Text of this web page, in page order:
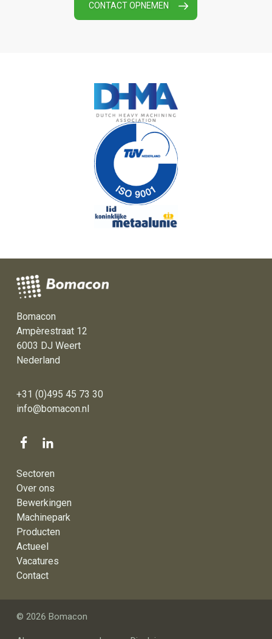
CONTACT OPNEMEN
Bomacon
Ampèrestraat 12
6003 DJ Weert
Nederland
+31 (0)495 45 73 30
info@bomacon.nl
Sectoren
Over ons
Bewerkingen
Machinepark
Producten
Actueel
Vacatures
Contact
© 2026 Bomacon